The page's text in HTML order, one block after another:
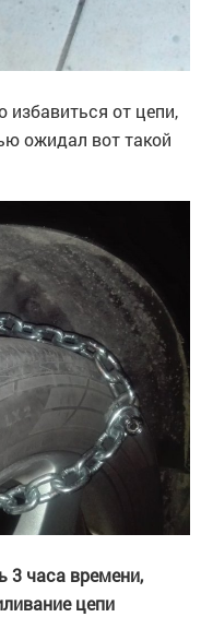
избавиться от цепи,
ожидал вот такой
3 часа времени,
цепи